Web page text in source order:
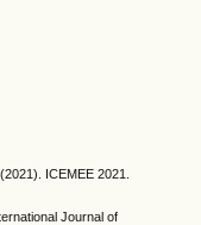
ICEMEE 2021.
Journal of